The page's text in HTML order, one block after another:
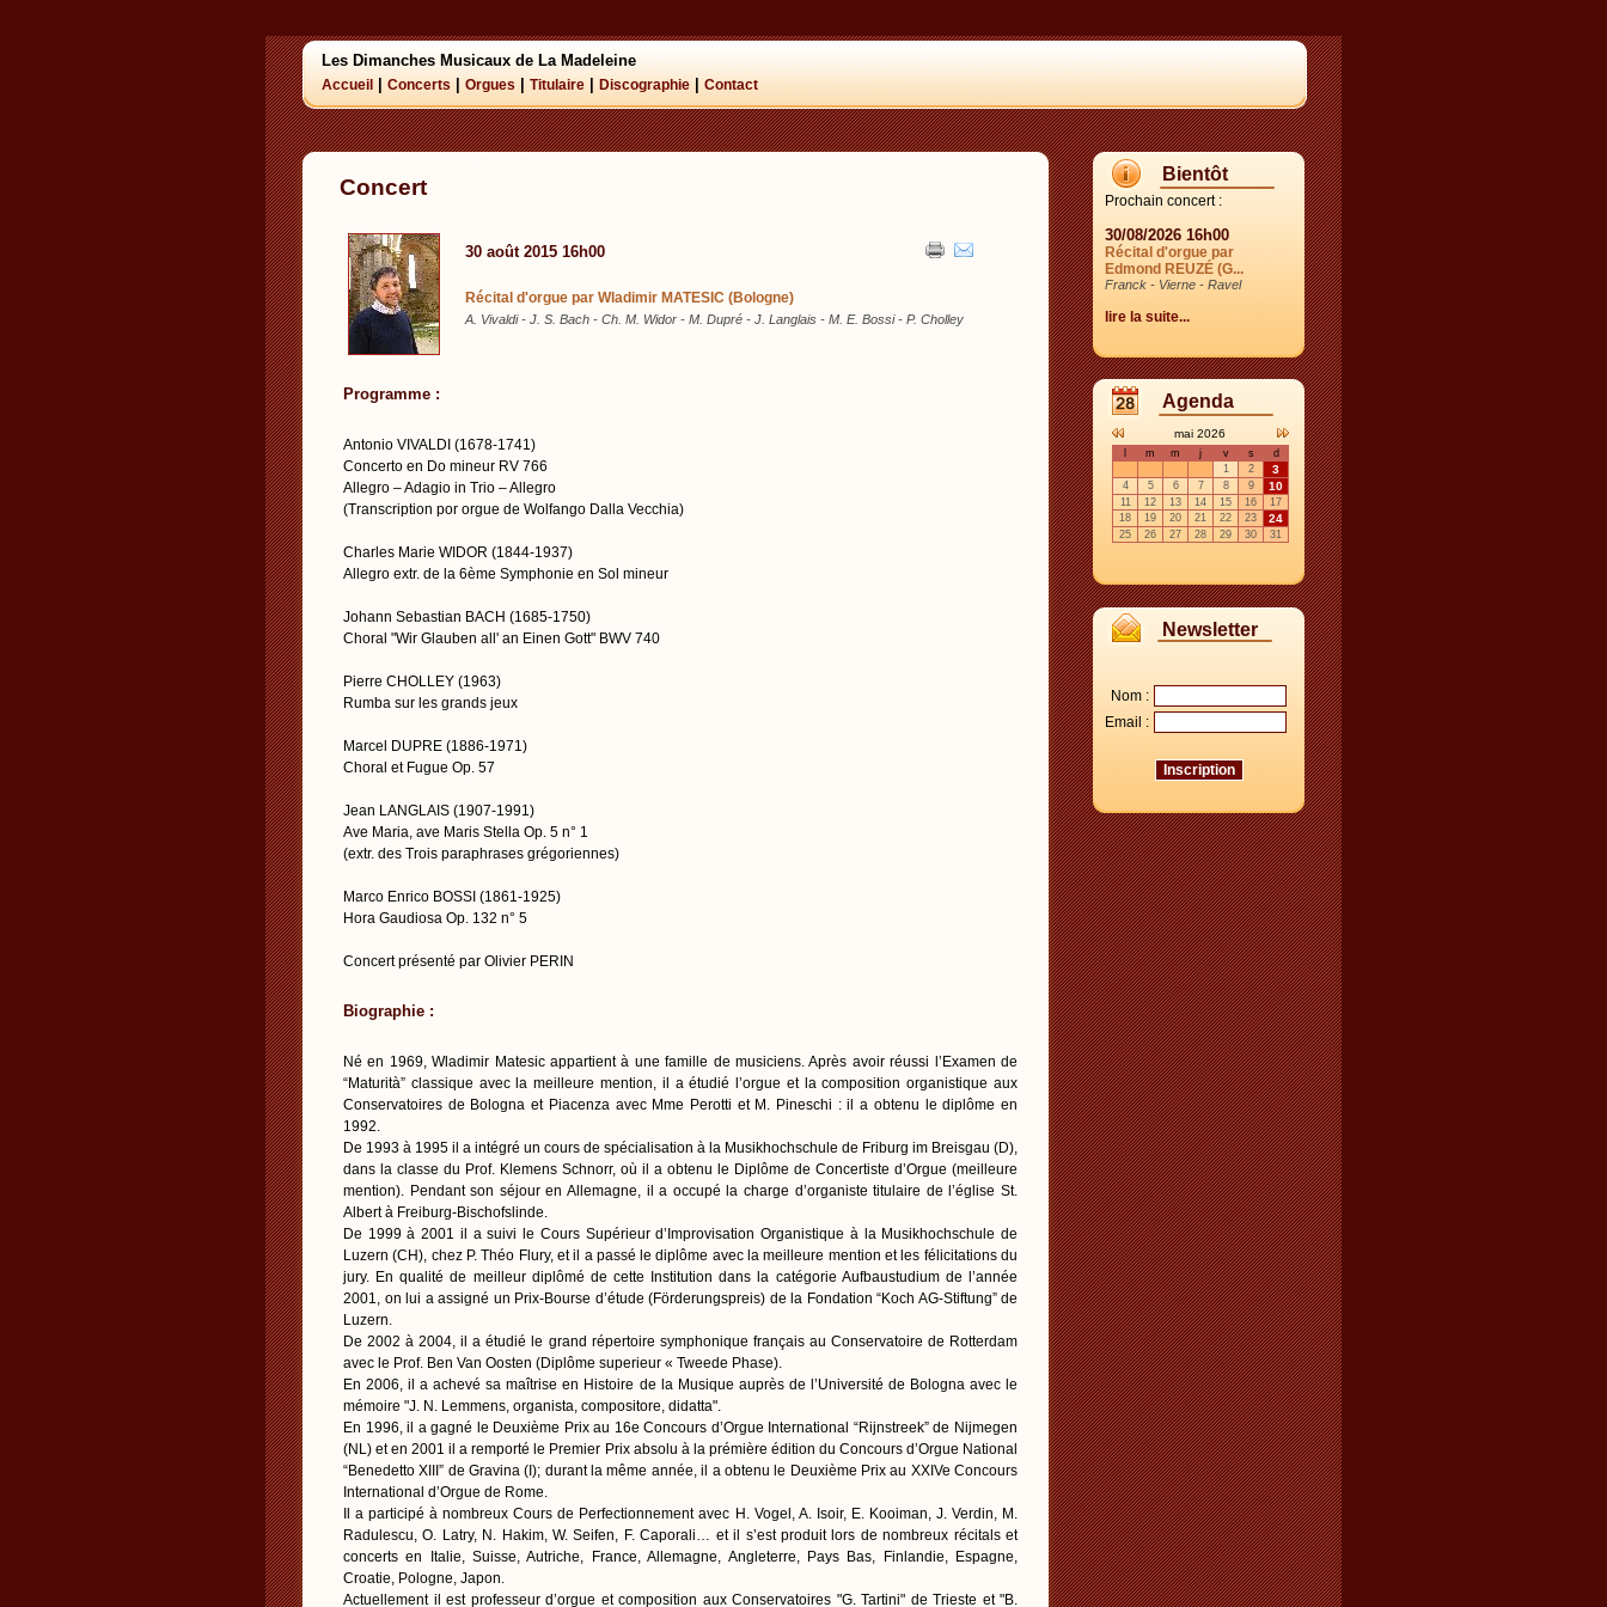
Les Dimanches Musicaux de La Madeleine
Accueil Concerts Orgues Titulaire Discographie Contact
Concert
30 août 2015 16h00
Récital d'orgue par Wladimir MATESIC (Bologne)
A. Vivaldi - J. S. Bach - Ch. M. Widor - M. Dupré - J. Langlais - M. E. Bossi - P. Cholley
Programme :
Antonio VIVALDI (1678-1741)
Concerto en Do mineur RV 766
Allegro – Adagio in Trio – Allegro
(Transcription por orgue de Wolfango Dalla Vecchia)
Charles Marie WIDOR (1844-1937)
Allegro extr. de la 6ème Symphonie en Sol mineur
Johann Sebastian BACH (1685-1750)
Choral "Wir Glauben all' an Einen Gott" BWV 740
Pierre CHOLLEY (1963)
Rumba sur les grands jeux
Marcel DUPRE (1886-1971)
Choral et Fugue Op. 57
Jean LANGLAIS (1907-1991)
Ave Maria, ave Maris Stella Op. 5 n° 1
(extr. des Trois paraphrases grégoriennes)
Marco Enrico BOSSI (1861-1925)
Hora Gaudiosa Op. 132 n° 5
Concert présenté par Olivier PERIN
Biographie :
Né en 1969, Wladimir Matesic appartient à une famille de musiciens. Après avoir réussi l’Examen de
“Maturità” classique avec la meilleure mention, il a étudié l’orgue et la composition organistique aux
Conservatoires de Bologna et Piacenza avec Mme Perotti et M. Pineschi : il a obtenu le diplôme en
1992.
De 1993 à 1995 il a intégré un cours de spécialisation à la Musikhochschule de Friburg im Breisgau (D),
dans la classe du Prof. Klemens Schnorr, où il a obtenu le Diplôme de Concertiste d’Orgue (meilleure
mention). Pendant son séjour en Allemagne, il a occupé la charge d’organiste titulaire de l’église St.
Albert à Freiburg-Bischofslinde.
De 1999 à 2001 il a suivi le Cours Supérieur d’Improvisation Organistique à la Musikhochschule de
Luzern (CH), chez P. Théo Flury, et il a passé le diplôme avec la meilleure mention et les félicitations du
jury. En qualité de meilleur diplômé de cette Institution dans la catégorie Aufbaustudium de l’année
2001, on lui a assigné un Prix-Bourse d’étude (Förderungspreis) de la Fondation “Koch AG-Stiftung” de
Luzern.
De 2002 à 2004, il a étudié le grand répertoire symphonique français au Conservatoire de Rotterdam
avec le Prof. Ben Van Oosten (Diplôme superieur « Tweede Phase).
En 2006, il a achevé sa maîtrise en Histoire de la Musique auprès de l’Université de Bologna avec le
mémoire "J. N. Lemmens, organista, compositore, didatta".
En 1996, il a gagné le Deuxième Prix au 16e Concours d’Orgue International “Rijnstreek” de Nijmegen
(NL) et en 2001 il a remporté le Premier Prix absolu à la prémière édition du Concours d’Orgue National
“Benedetto XIII” de Gravina (I); durant la même année, il a obtenu le Deuxième Prix au XXIVe Concours
International d’Orgue de Rome.
Il a participé à nombreux Cours de Perfectionnement avec H. Vogel, A. Isoir, E. Kooiman, J. Verdin, M.
Radulescu, O. Latry, N. Hakim, W. Seifen, F. Caporali… et il s’est produit lors de nombreux récitals et
concerts en Italie, Suisse, Autriche, France, Allemagne, Angleterre, Pays Bas, Finlandie, Espagne,
Croatie, Pologne, Japon.
Actuellement il est professeur d’orgue et composition aux Conservatoires "G. Tartini" de Trieste et "B.
Bientôt
Prochain concert :
30/08/2026 16h00
Récital d'orgue par
Edmond REUZÉ (G...
Franck - Vierne - Ravel
lire la suite...
Agenda
mai 2026
m m j v s
d
1
2 3
4 5 6 7 8 9 10
11 12 13 14 15 16
17
18
19 20 21 22 23 24
25 26 27 28 29 30 31
Newsletter
Nom :
Email :